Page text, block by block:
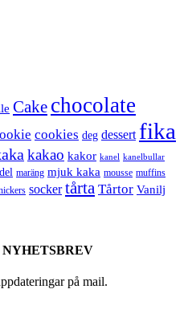
Cake chocolate
cookies deg dessert fika
kakao kakor kanel kanelbullar
maräng mjuk kaka mousse muffins
socker tårta Tårtor Vanilj
på mail.